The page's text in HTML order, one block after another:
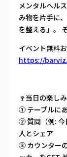
メンタルヘル
み物を片手に
を整える」。
イベント無料
https://
🍷当日の楽し
① テーブルに
② 質問（例: 今
人とシェア
③ カウンター